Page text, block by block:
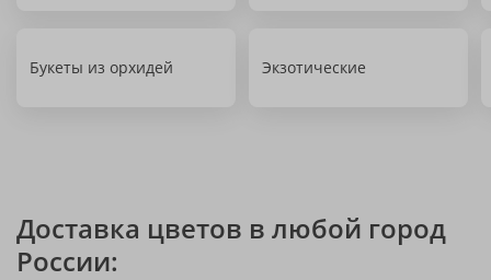
Букеты из орхидей Экзотические
Доставка цветов в любой город
России: